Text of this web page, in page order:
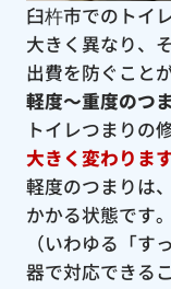
臼杵市でのトイ
大きく異なり、
出費を防ぐこと
軽度〜重度のつ
トイレつまりの
大きく変わりま
軽度のつまりは
かかる状態です
（いわゆる「
器で対応できる